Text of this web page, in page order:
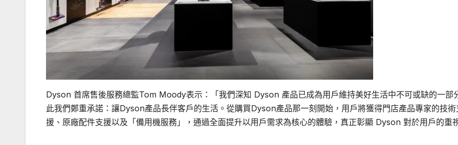
Dyson 首席售後服務總監Tom Moody表示：「我們深知 Dyson 產品已成為用戶維持美好生活中不可或缺的一部
此我們鄭重承諾：讓Dyson產品長伴客戶的生活。從購買Dyson產品那一刻開始，用戶將獲得門店產品專家的技術
援、原廠配件支援以及「備用機服務」，通過全面提升以用戶需求為核心的體驗，真正彰顯 Dyson 對於用戶的重